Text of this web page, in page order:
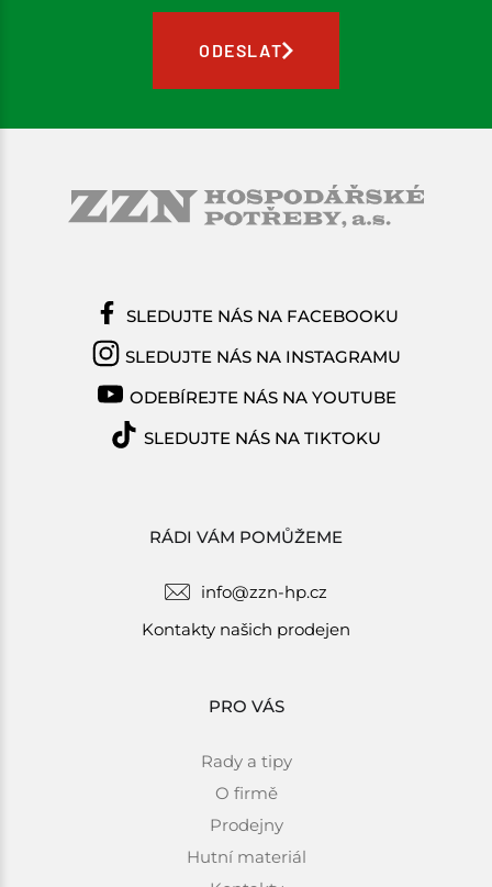
ODESLAT
RÁDI VÁM POMŮŽEME
info@zzn-hp.cz
Kontakty našich prodejen
PRO VÁS
Rady a tipy
O firmě
Prodejny
Hutní materiál
SLEDUJTE NÁS NA FACEBOOKU
SLEDUJTE NÁS NA INSTAGRAMU
ODEBÍREJTE NÁS NA YOUTUBE
SLEDUJTE NÁS NA TIKTOKU